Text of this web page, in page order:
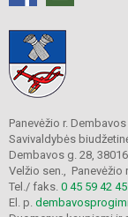
Panevėžio r.
Savivaldybės
Dembavos g. 28,
Velžio sen., Panevėžio
Tel./ faks. 0 45 59 42 45
El. p.